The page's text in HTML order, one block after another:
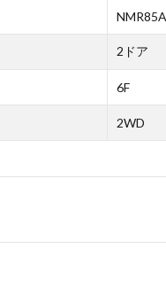
2ドア
6F
2WD